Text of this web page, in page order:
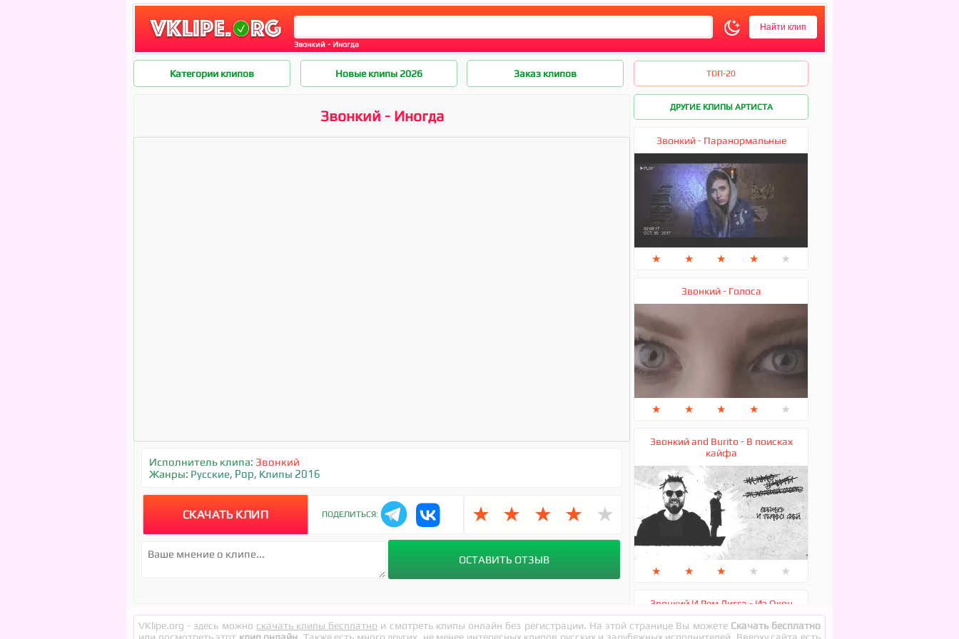
Звонкий - Иногда
Категории клипов Новые клипы 2026 Заказ клипов ТОП-20
Звонкий - Иногда
Исполнитель клипа: Звонкий
Жанры: Русские, Pop, Клипы 2016
СКАЧАТЬ КЛИП ПОДЕЛИТЬСЯ: ★ ★ ★ ★ ★
ДРУГИЕ КЛИПЫ АРТИСТА
Звонкий - Паранормальные
★ ★ ★ ★ ★
Звонкий - Голоса
★ ★ ★ ★ ★
Звонкий and Burito - В поисках
кайфа
★ ★ ★ ★ ★
Звонкий И Рем Дигга - Из Окон
VKlipe.org - здесь можно скачать клипы бесплатно и смотреть клипы онлайн без регистрации. На этой странице Вы можете Скачать бесплатно